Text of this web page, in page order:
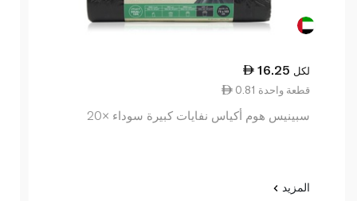
16.25 لكل
0.81 قطعة واحدة
سبينيس هوم أكياس نفايات كبيرة سوداء ×20
المزيد